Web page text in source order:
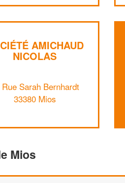
AMICHAUD
NICOLAS
Sarah Bernhardt
33380 Mios
Mios